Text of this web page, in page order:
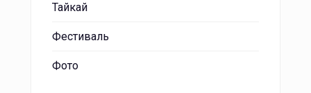
Тайкай
Фестиваль
Фото